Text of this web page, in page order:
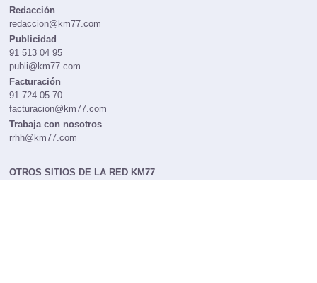
Redacción
redaccion@km77.com
Publicidad
91 513 04 95
publi@km77.com
Facturación
91 724 05 70
facturacion@km77.com
Trabaja con nosotros
rrhh@km77.com
OTROS SITIOS DE LA RED KM77